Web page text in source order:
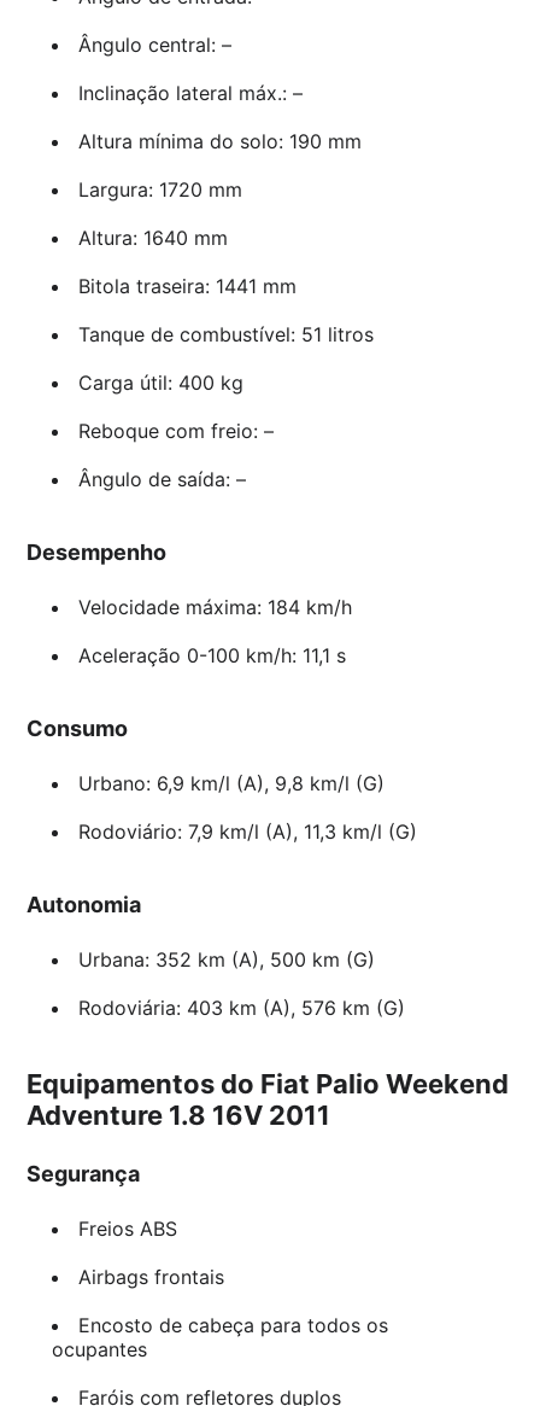
Ângulo central: –
Inclinação lateral máx.: –
Altura mínima do solo: 190 mm
Largura: 1720 mm
Altura: 1640 mm
Bitola traseira: 1441 mm
Tanque de combustível: 51 litros
Carga útil: 400 kg
Reboque com freio: –
Ângulo de saída: –
Desempenho
Velocidade máxima: 184 km/h
Aceleração 0-100 km/h: 11,1 s
Consumo
Urbano: 6,9 km/l (A), 9,8 km/l (G)
Rodoviário: 7,9 km/l (A), 11,3 km/l (G)
Autonomia
Urbana: 352 km (A), 500 km (G)
Rodoviária: 403 km (A), 576 km (G)
Equipamentos do Fiat Palio Weekend
Adventure 1.8 16V 2011
Segurança
Freios ABS
Airbags frontais
Encosto de cabeça para todos os
ocupantes
Faróis com refletores duplos